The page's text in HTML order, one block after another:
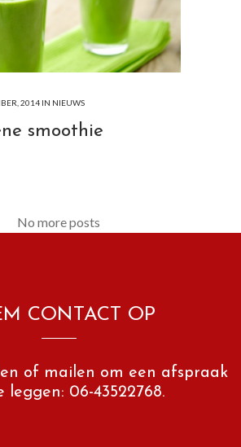
2014 IN NIEUWS
smoothie
No more posts
CONTACT OP
of mailen om een afspraak
leggen: 06-43522768.